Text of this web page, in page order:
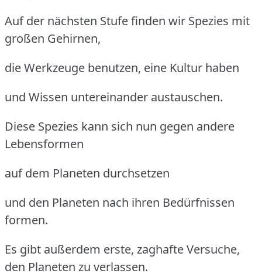
Auf der nächsten Stufe finden wir Spezies mit
großen Gehirnen,
die Werkzeuge benutzen, eine Kultur haben
und Wissen untereinander austauschen.
Diese Spezies kann sich nun gegen andere
Lebensformen
auf dem Planeten durchsetzen
und den Planeten nach ihren Bedürfnissen
formen.
Es gibt außerdem erste, zaghafte Versuche,
den Planeten zu verlassen.